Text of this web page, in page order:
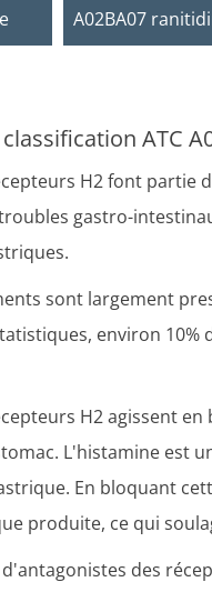
A02BA07
ATC
H2 font partie
gastro-
sont largement
environ
H2 agissent
L'histamine est
En bloquant
produite, ce qui
des